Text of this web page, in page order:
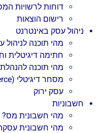
דוחות לרשויות
רישום הוצאות
ניהול עסק באינטרנט
מהי תוכנה לניהול
חתימה דיגיטלית
מהי תוכנה
מסחר דיגיטלי (Ecommerce)
עסק ירוק
חשבוניות
מהי חשבונית מס?
מהי חשבונית